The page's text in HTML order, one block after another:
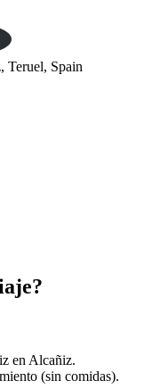
Teruel, Spain
en Alcañiz.
(sin comidas).